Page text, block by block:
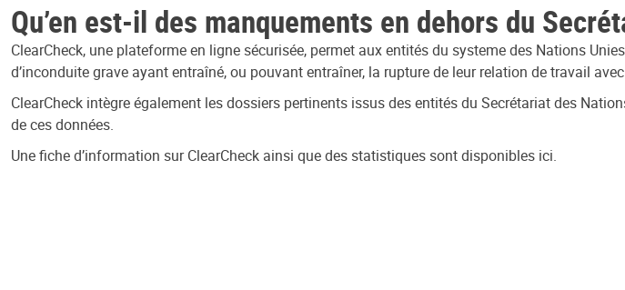
Qu’en est-il des manquements en dehors du
ClearCheck, une plateforme en ligne sécurisée, permet aux entités du systeme des Nations
d’inconduite grave ayant entraîné, ou pouvant entraîner, la rupture de leur relation de travail
ClearCheck intègre également les dossiers pertinents issus des entités du Secrétariat des
de ces données.
Une fiche d’information sur ClearCheck ainsi que des statistiques sont disponibles ici.